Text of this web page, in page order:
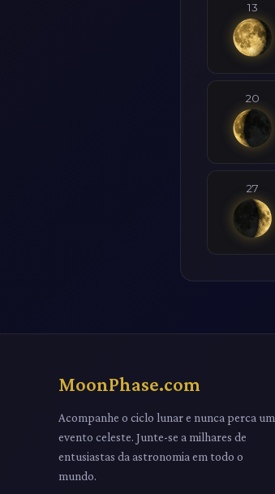
13
20
27
MoonPhase.com
Acompanhe o ciclo lunar e nunca perca um
evento celeste. Junte-se a milhares de
entusiastas da astronomia em todo o
mundo.